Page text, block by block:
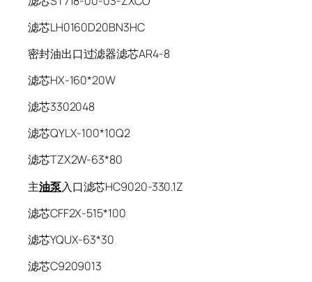
滤芯LH0160D20BN3HC
密封油出口过滤器滤芯AR4-8
滤芯HX-160*20W
滤芯3302048
滤芯QYLX-100*10Q2
滤芯TZX2W-63*80
主油泵入口滤芯HC9020-330.1Z
滤芯CFF2X-515*100
滤芯YQUX-63*30
滤芯C9209013